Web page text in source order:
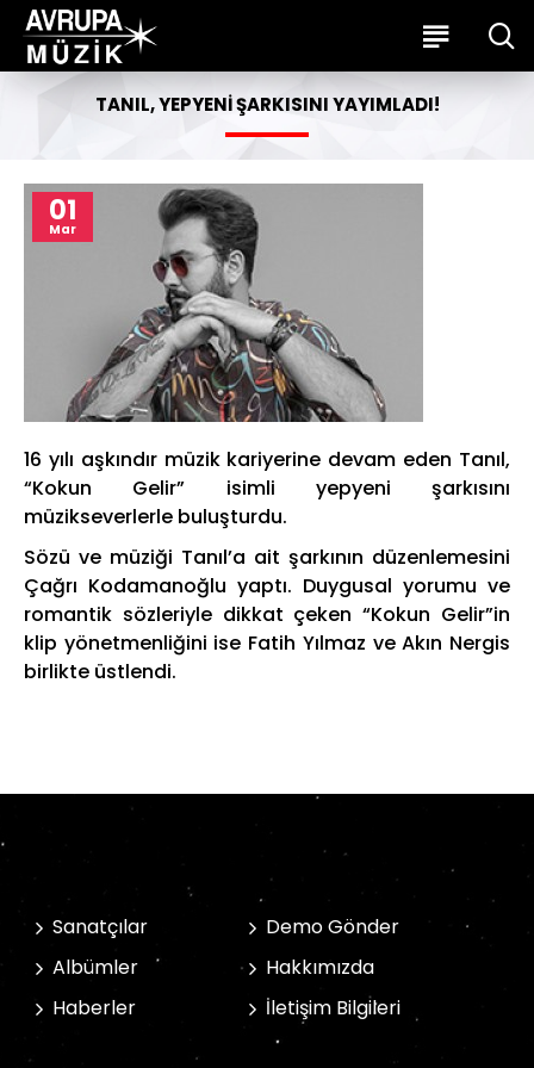
TANIL, YEPYENI ŞARKISINI YAYIMLADI!
01
Mar
16 yılı aşkındır müzik kariyerine devam eden Tanıl,
“Kokun Gelir” isimli yepyeni şarkısını
müzikseverlerle buluşturdu.
Sözü ve müziği Tanıl’a ait şarkının düzenlemesini
Çağrı Kodamanoğlu yaptı. Duygusal yorumu ve
romantik sözleriyle dikkat çeken “Kokun Gelir”in
klip yönetmenliğini ise Fatih Yılmaz ve Akın Nergis
birlikte üstlendi.
Sanatçılar
Albümler
Haberler
Demo Gönder
Hakkımızda
İletişim Bilgileri